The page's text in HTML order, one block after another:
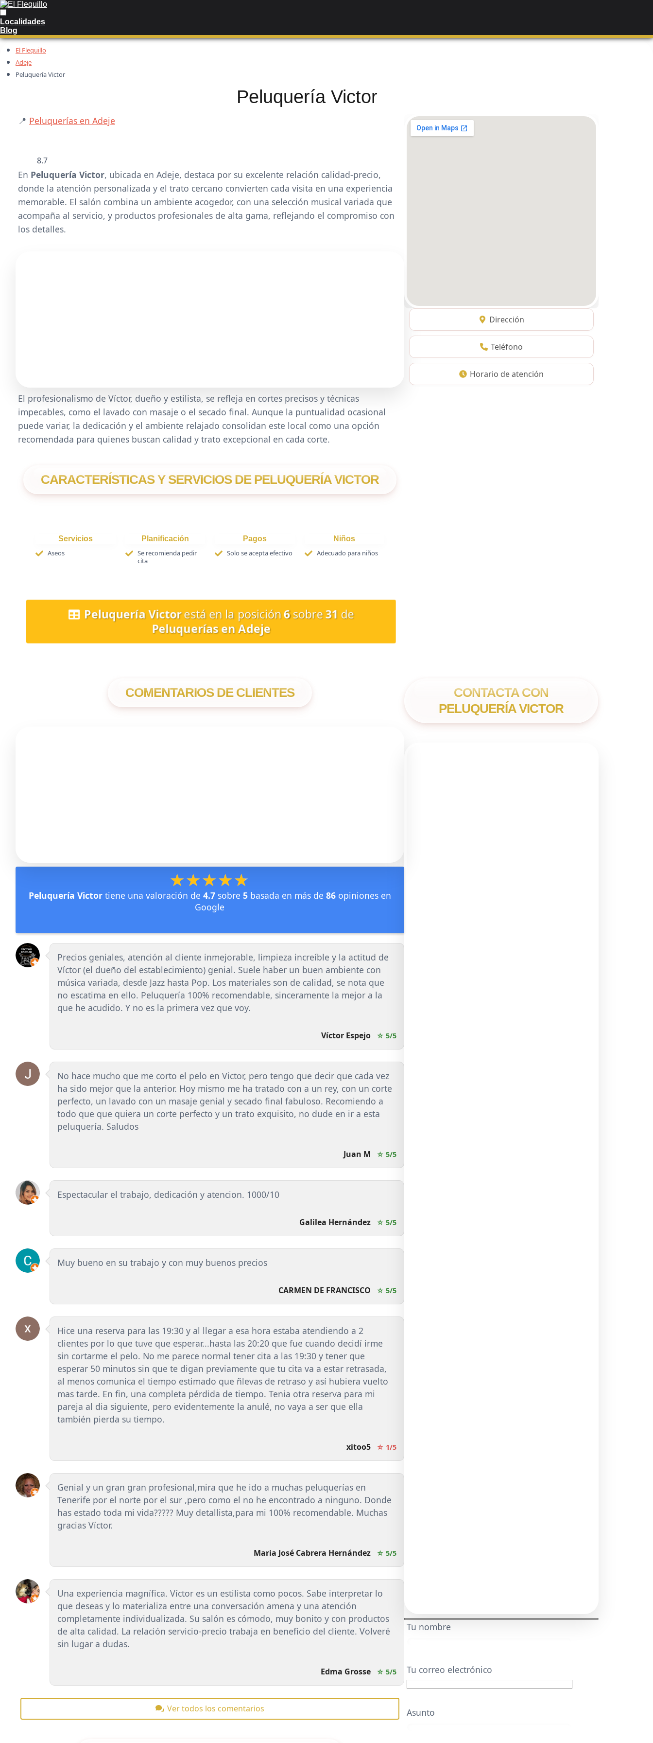
Localidades
Blog
El Flequillo
Adeje
Peluquería Victor
Peluquería Victor
📍 Peluquerías en Adeje
8.7
En Peluquería Victor, ubicada en Adeje, destaca por su excelente relación calidad-precio,
donde la atención personalizada y el trato cercano convierten cada visita en una experiencia
memorable. El salón combina un ambiente acogedor, con una selección musical variada que
acompaña al servicio, y productos profesionales de alta gama, reflejando el compromiso con
los detalles.
El profesionalismo de Víctor, dueño y estilista, se refleja en cortes precisos y técnicas
impecables, como el lavado con masaje o el secado final. Aunque la puntualidad ocasional
puede variar, la dedicación y el ambiente relajado consolidan este local como una opción
recomendada para quienes buscan calidad y trato excepcional en cada corte.
CARACTERÍSTICAS Y SERVICIOS DE PELUQUERÍA VICTOR
Servicios
Aseos
Planificación
Se recomienda pedir
cita
Pagos
Solo se acepta efectivo
Niños
Adecuado para niños
Peluquería Victorestá en la posición6 sobre 31 de
Peluquerías en Adeje
Dirección
Teléfono
Horario de atención
COMENTARIOS DE CLIENTES
★★★★★
★★★★★
Peluquería Victortiene una valoración de 4.7sobre 5basada en más de 86opiniones en
Google
Precios geniales, atención al cliente inmejorable, limpieza increíble y la actitud de
Víctor (el dueño del establecimiento) genial. Suele haber un buen ambiente con
música variada, desde Jazz hasta Pop. Los materiales son de calidad, se nota que
no escatima en ello. Peluquería 100% recomendable, sinceramente la mejor a la
que he acudido. Y no es la primera vez que voy.
Víctor Espejo ☆ 5/5
No hace mucho que me corto el pelo en Victor, pero tengo que decir que cada vez
ha sido mejor que la anterior. Hoy mismo me ha tratado con a un rey, con un corte
perfecto, un lavado con un masaje genial y secado final fabuloso. Recomiendo a
todo que que quiera un corte perfecto y un trato exquisito, no dude en ir a esta
peluquería. Saludos
Juan M ☆ 5/5
Espectacular el trabajo, dedicación y atencion. 1000/10
Galilea Hernández ☆ 5/5
Muy bueno en su trabajo y con muy buenos precios
CARMEN DE FRANCISCO ☆ 5/5
Hice una reserva para las 19:30 y al llegar a esa hora estaba atendiendo a 2
clientes por lo que tuve que esperar...hasta las 20:20 que fue cuando decidí irme
sin cortarme el pelo. No me parece normal tener cita a las 19:30 y tener que
esperar 50 minutos sin que te digan previamente que tu cita va a estar retrasada,
al menos comunica el tiempo estimado que ñlevas de retraso y así hubiera vuelto
mas tarde. En fin, una completa pérdida de tiempo. Tenia otra reserva para mi
pareja al dia siguiente, pero evidentemente la anulé, no vaya a ser que ella
también pierda su tiempo.
xitoo5 ☆ 1/5
Genial y un gran gran profesional,mira que he ido a muchas peluquerías en
Tenerife por el norte por el sur ,pero como el no he encontrado a ninguno. Donde
has estado toda mi vida????? Muy detallista,para mi 100% recomendable. Muchas
gracias Víctor.
Maria José Cabrera Hernández ☆ 5/5
Una experiencia magnífica. Víctor es un estilista como pocos. Sabe interpretar lo
que deseas y lo materializa entre una conversación amena y una atención
completamente individualizada. Su salón es cómodo, muy bonito y con productos
de alta calidad. La relación servicio-precio trabaja en beneficio del cliente. Volveré
sin lugar a dudas.
Edma Grosse ☆ 5/5
Ver todos los comentarios
CONTACTA CON
PELUQUERÍA VICTOR
Tu nombre
Tu correo electrónico
Asunto